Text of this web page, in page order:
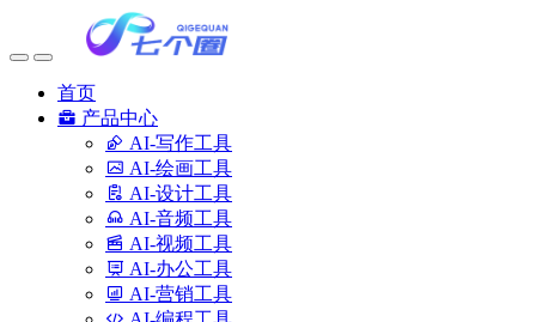
首页
产品中心
AI-写作工具
AI-绘画工具
AI-设计工具
AI-音频工具
AI-视频工具
AI-办公工具
AI-营销工具